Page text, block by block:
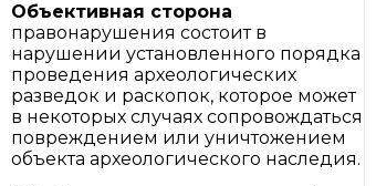
Объективная сторона
правонарушения состоит в
нарушении установленного порядка
проведения археологических
разведок и раскопок, которое может
в некоторых случаях сопровождаться
повреждением или уничтожением
объекта археологического наследия.